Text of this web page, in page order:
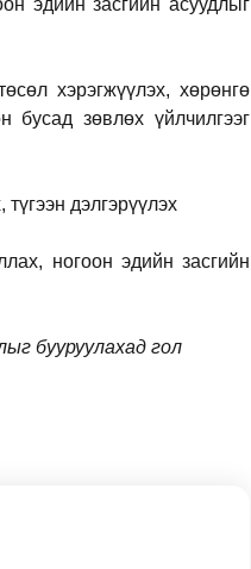
эдийн засгийн асуудлыг
хэрэгжүүлэх, хөрөнгө
бусад зөвлөх үйлчилгээг
дэлгэрүүлэх
ногоон эдийн засгийн
бууруулахад гол